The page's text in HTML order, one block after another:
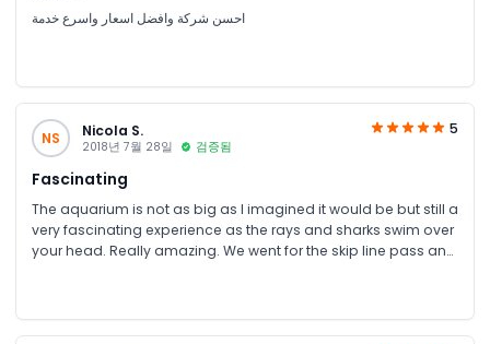
احسن شركة وافضل اسعار واسرع خدمة
NS Nicola S.
2018년 7월 28일 검증됨
5
Fascinating
The aquarium is not as big as I imagined it would be but still a
very fascinating experience as the rays and sharks swim over
your head. Really amazing. We went for the skip line pass and
of that blew me away. All in all kids and parents will enjoy their